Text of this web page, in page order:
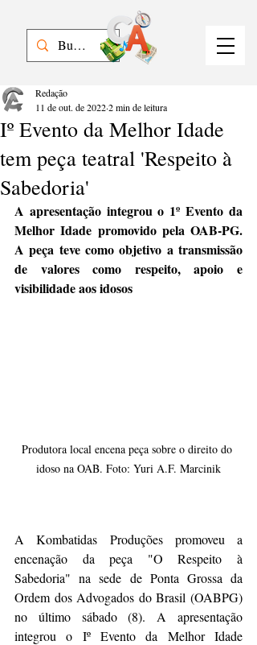
Iº Evento da Melhor Idade
tem peça teatral 'Respeito à
Sabedoria'
Redação
11 de out. de 20222 min de leitura
A apresentação integrou o 1º Evento da
Melhor Idade promovido pela OAB-PG.
A peça teve como objetivo a transmissão
de valores como respeito, apoio e
visibilidade aos idosos
Produtora local encena peça sobre o direito do
idoso na OAB. Foto: Yuri A.F. Marcinik
A Kombatidas Produções promoveu a
encenação da peça "O Respeito à
Sabedoria" na sede de Ponta Grossa da
Ordem dos Advogados do Brasil (OABPG)
no último sábado (8). A apresentação
integrou o Iº Evento da Melhor Idade